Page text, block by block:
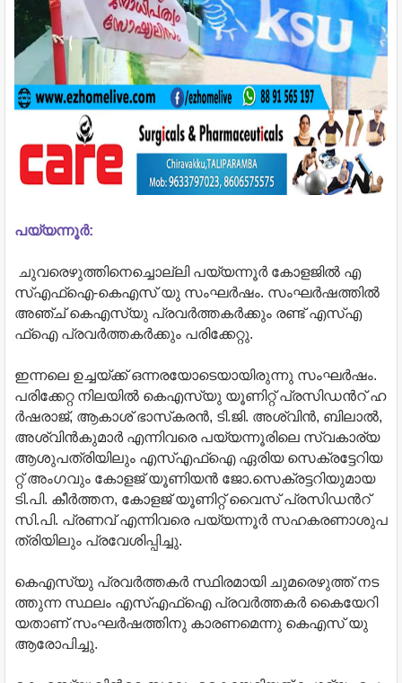
പ​യ്യ​ന്നൂ​ര്‍:
ചു​വ​രെ​ഴു​ത്തി​നെ​ച്ചൊ​ല്ലി പ​യ്യ​ന്നൂ​ര്‍ കോ​ള​ജി​ല്‍ എ​
സ്‌എ​ഫ്‌ഐ-​കെ​എ​സ് യു ​സം​ഘ​ര്‍​ഷം. സം​ഘ​ര്‍​ഷ​ത്തി​ല്‍
അ​ഞ്ച് കെ​എ​സ്‌​യു പ്ര​വ​ര്‍​ത്ത​ക​ര്‍​ക്കും ര​ണ്ട് എ​സ്‌എ​
ഫ്‌ഐ പ്ര​വ​ര്‍​ത്ത​ക​ര്‍​ക്കും പ​രി​ക്കേ​റ്റു.
ഇ​ന്ന​ലെ ഉ​ച്ച​യ്ക്ക് ഒ​ന്ന​ര​യോ​ടെ​യാ​യി​രു​ന്നു സം​ഘ​ര്‍​ഷം.
പ​രി​ക്കേ​റ്റ നി​ല​യി​ല്‍ കെ​എ​സ്‌​യു യൂ​ണി​റ്റ് പ്ര​സി​ഡ​ന്‍റ് ഹ​
ര്‍​ഷ​രാ​ജ്, ആ​കാ​ശ് ഭാ​സ്‌​ക​ര​ന്‍, ടി.​ജി. അ​ശ്വി​ന്‍, ബി​ലാ​ല്‍,
അ​ശ്വി​ന്‍​കു​മാ​ര്‍ എ​ന്നി​വ​രെ പ​യ്യ​ന്നൂ​രി​ലെ സ്വ​കാ​ര്യ
ആ​ശു​പ​ത്രി​യി​ലും എ​സ്‌എ​ഫ്‌ഐ ഏ​രി​യ സെ​ക്ര​ട്ടേ​റി​യ​
റ്റ് അം​ഗ​വും കോ​ള​ജ് യൂ​ണി​യ​ന്‍ ജോ.​സെ​ക്ര​ട്ട​റി​യു​മാ​യ
ടി.​പി. കീ​ര്‍​ത്ത​ന, കോ​ള​ജ് യൂ​ണി​റ്റ് വൈ​സ് പ്ര​സി​ഡ​ന്‍റ്
സി.​പി. പ്ര​ണ​വ് എ​ന്നി​വ​രെ പ​യ്യ​ന്നൂ​ര്‍ സ​ഹ​ക​ര​ണാ​ശു​പ​
ത്രി​യി​ലും പ്ര​വേ​ശി​പ്പി​ച്ചു.
കെ​എ​സ്‌യു ​പ്ര​വ​ര്‍​ത്ത​ക​ര്‍ സ്ഥി​ര​മാ​യി ചു​മ​രെ​ഴു​ത്ത് ന​ട​
ത്തു​ന്ന സ്ഥ​ലം എ​സ്‌എ​ഫ്‌ഐ പ്ര​വ​ര്‍​ത്ത​ക​ര്‍ കൈ​യേ​റി​
യ​താ​ണ് സം​ഘ​ര്‍​ഷ​ത്തി​നു കാ​ര​ണ​മെ​ന്നു കെ​എ​സ് യു ​
ആ​രോ​പി​ച്ചു.